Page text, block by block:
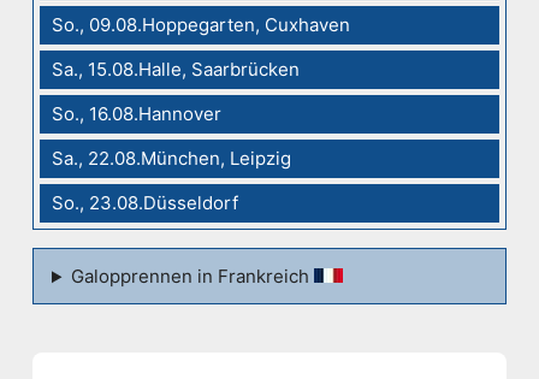
So., 09.08.Hoppegarten, Cuxhaven
Sa., 15.08.Halle, Saarbrücken
So., 16.08.Hannover
Sa., 22.08.München, Leipzig
So., 23.08.Düsseldorf
Galopprennen in Frankreich